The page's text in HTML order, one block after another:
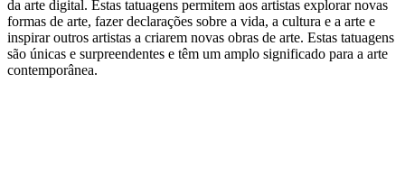
da arte digital. Estas tatuagens permitem aos artistas explorar novas
formas de arte, fazer declarações sobre a vida, a cultura e a arte e
inspirar outros artistas a criarem novas obras de arte. Estas tatuagens
são únicas e surpreendentes e têm um amplo significado para a arte
contemporânea.